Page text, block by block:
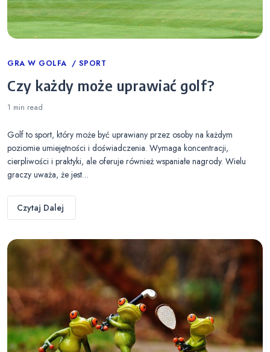
Categories
GRA W GOLFA SPORT
Czy każdy może uprawiać golf?
1 min read
Golf to sport, który może być uprawiany przez osoby na każdym
poziomie umiejętności i doświadczenia. Wymaga koncentracji,
cierpliwości i praktyki, ale oferuje również wspaniałe nagrody. Wielu
graczy uważa, że jest…
Czytaj Dalej